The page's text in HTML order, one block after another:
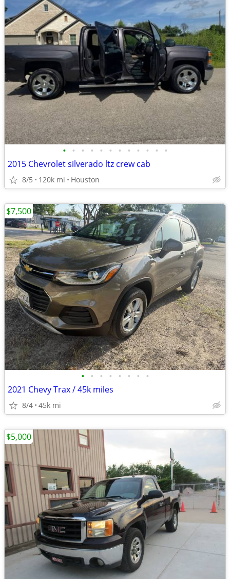
• • • • • • • • • • • •
2015 Chevrolet silverado ltz crew cab
8/5 120k mi Houston
• • • • • • • •
2021 Chevy Trax / 45k miles
8/4 45k mi
$7,500
$5,000